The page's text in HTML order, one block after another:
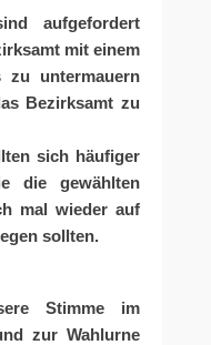
aufgefordert
mit einem
zu untermauern
Bezirksamt zu
sich häufiger
die gewählten
mal wieder auf
sollten.
Stimme im
zur Wahlurne